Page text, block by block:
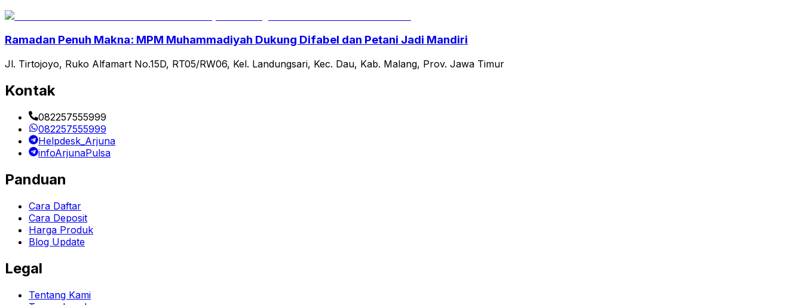
Ramadan Penuh Makna: MPM Muhammadiyah Dukung Difabel dan Petani Jadi Mandiri
Jl. Tirtojoyo, Ruko Alfamart No.15D, RT05/RW06, Kel. Landungsari, Kec. Dau, Kab. Malang, Prov. Jawa Timur
Kontak
082257555999
082257555999
Helpdesk_Arjuna
infoArjunaPulsa
Panduan
Cara Daftar
Cara Deposit
Harga Produk
Blog Update
Legal
Tentang Kami